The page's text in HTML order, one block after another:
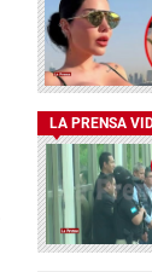
LA PRENSA